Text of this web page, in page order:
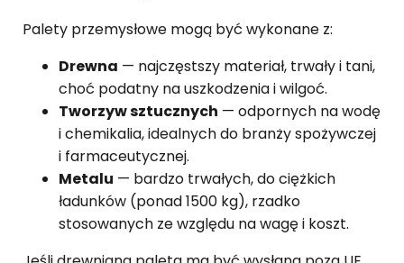
Palety przemysłowe mogą być wykonane z:
Drewna — najczęstszy materiał, trwały i tani,
choć podatny na uszkodzenia i wilgoć.
Tworzyw sztucznych — odpornych na wodę
i chemikalia, idealnych do branży spożywczej
i farmaceutycznej.
Metalu — bardzo trwałych, do ciężkich
ładunków (ponad 1500 kg), rzadko
stosowanych ze względu na wagę i koszt.